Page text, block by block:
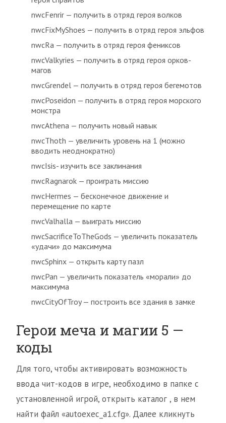
nwcFenrir — получить в отряд героя волков
nwcFixMyShoes — получить в отряд героя эльфов
nwcRa — получить в отряд героя фениксов
nwcValkyries — получить в отряд героя орков-
магов
nwcGrendel — получить в отряд героя бегемотов
nwcPoseidon — получить в отряд героя морского
монстра
nwcAthena — получить новый навык
nwcThoth — увеличить уровень на 1 (можно
вводить неоднократно)
nwcIsis- изучить все заклинания
nwcRagnarok — проиграть миссию
nwcHermes — бесконечное движение и
перемещение по карте
nwcValhalla — выиграть миссию
nwcSacrificeToTheGods — увеличить показатель
«удачи» до максимума
nwcSphinx — открыть карту пазл
nwcPan — увеличить показатель «морали» до
максимума
nwcCityOfTroy — построить все здания в замке
Герои меча и магии 5 —
коды
Для того, чтобы активировать возможность
ввода чит-кодов в игре, необходимо в папке с
установленной игрой, открыть каталог , в нем
найти файл «autoexec_a1.cfg». Далее кликнуть